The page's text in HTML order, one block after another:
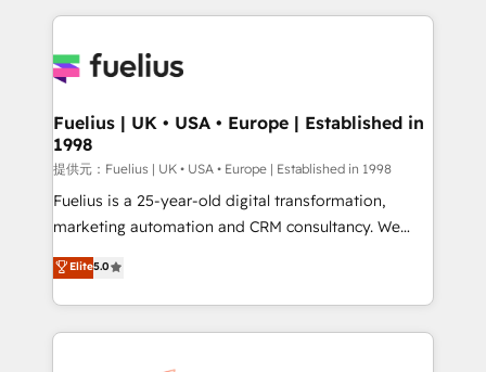
Innovation HubSpot Impact Award - Platform
Migration Excellence HubSpot Impact Award -
professionals.
and team training • CRM migration: Salesforce,
Custom API integrations A little about us... • Boutique
for Sales Hub, Marketing Hub, Service Hub, Data
Hub and Website (CMS) • ISO/IEC 27001:2022, ISO
9001:2015 and now... ISO 42001: 2023 certified •
Exclusive AI 'GuardHub' governance framework,
based on ISO 42001 - helping you 'organise
👈 '𝗖𝗼𝗻𝘁𝗮𝗰𝘁 𝗯𝘂𝘀𝗶𝗻𝗲𝘀𝘀' button to get in touch
(𝘸𝘦'𝘳𝘦 𝘴𝘶𝘱𝘦𝘳 𝘳𝘦𝘴𝘱𝘰𝘯𝘴𝘪𝘷𝘦)
Fuelius | UK • USA • Europe | Established in
1998
提供元：Fuelius | UK • USA • Europe | Established in 1998
Fuelius is a 25-year-old digital transformation,
marketing automation and CRM consultancy. We
enable mid-market and enterprise clients to
maximise their return from digital and fuel their
growth. We modernise platforms, streamline
operations that are causing inefficiencies, improve
Elite5.0